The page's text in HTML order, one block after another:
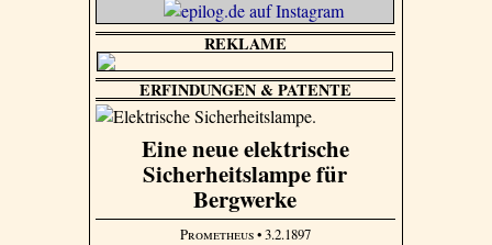
REKLAME
ERFINDUNGEN & PATENTE
Eine neue elektrische
Sicherheitslampe für
Bergwerke
Prometheus• 3.2.1897